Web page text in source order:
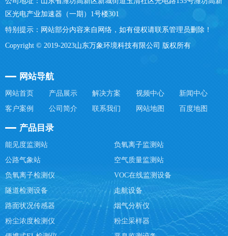
区光电产业加速器（一期）1号楼301
特别提示：网站部分内容来自网络，如有侵权请联系管理员删除！
Copyright © 2019-2023山东万象环境科技有限公司 版权所有
网站导航
网站首页 产品展示 解决方案 视频中心
新闻中心
客户案例
公司简介 联系我们 网站地图 百度地图
产品目录
能见度监测站
负氧离子监测站
公路气象站
空气质量监测站
负氧离子检测仪
VOC在线监测设备
隧道检测设备
走航设备
路面状况传感器
烟气分析仪
粉尘浓度检测仪
粉尘采样器